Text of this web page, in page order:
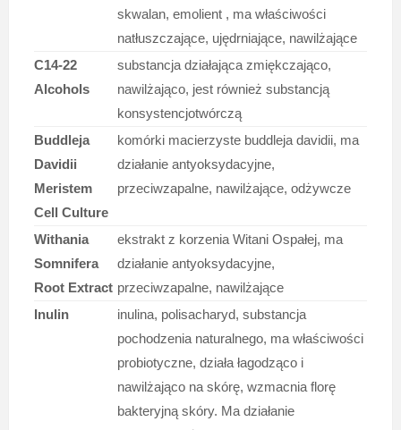
skwalan, emolient , ma właściwości
natłuszczające, ujędrniające, nawilżające
C14-22
Alcohols
substancja działająca zmiękczająco,
nawilżająco, jest również substancją
konsystencjotwórczą
Buddleja
Davidii
Meristem
Cell Culture
komórki macierzyste buddleja davidii, ma
działanie antyoksydacyjne,
przeciwzapalne, nawilżające, odżywcze
Withania
Somnifera
Root Extract
ekstrakt z korzenia Witani Ospałej, ma
działanie antyoksydacyjne,
przeciwzapalne, nawilżające
Inulin
inulina, polisacharyd, substancja
pochodzenia naturalnego, ma właściwości
probiotyczne, działa łagodząco i
nawilżająco na skórę, wzmacnia florę
bakteryjną skóry. Ma działanie